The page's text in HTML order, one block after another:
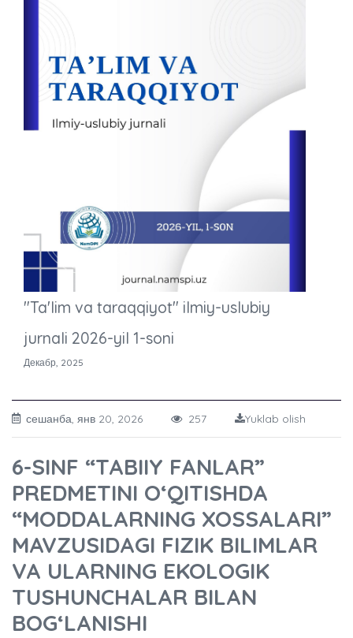
"Ta'lim va taraqqiyot" ilmiy-uslubiy
jurnali 2026-yil 1-soni
Декабр, 2025
сешанба, янв 20, 2026 257 Yuklab olish
6-SINF “TABIIY FANLAR”
PREDMETINI OʻQITISHDA
“MODDALARNING XOSSALARI”
MAVZUSIDAGI FIZIK BILIMLAR
VA ULARNING EKOLOGIK
TUSHUNCHALAR BILAN
BOG‘LANISHI